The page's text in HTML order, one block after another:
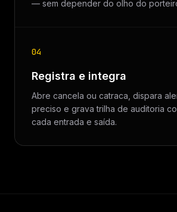
— sem depender do olho do
04
Registra e integra
Abre cancela ou catraca, dispara
preciso e grava trilha de auditoria
cada entrada e saída.